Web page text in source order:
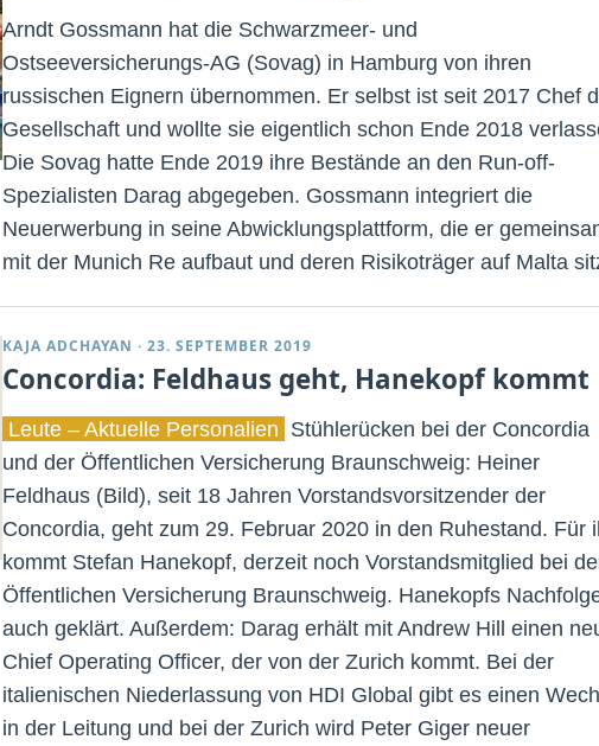
Arndt Gossmann hat die Schwarzmeer- und
Ostseeversicherungs-AG (Sovag) in Hamburg von ihren
russischen Eignern übernommen. Er selbst ist seit 2017 Chef
Gesellschaft und wollte sie eigentlich schon Ende 2018
Die Sovag hatte Ende 2019 ihre Bestände an den Run-off-
Spezialisten Darag abgegeben. Gossmann integriert die
Neuerwerbung in seine Abwicklungsplattform, die er
mit der Munich Re aufbaut und deren Risikoträger auf Malta
KAJA ADCHAYAN · 23. SEPTEMBER 2019
Concordia: Feldhaus geht, Hanekopf kommt
Leute – Aktuelle Personalien Stühlerücken bei der Concordia
und der Öffentlichen Versicherung Braunschweig: Heiner
Feldhaus (Bild), seit 18 Jahren Vorstandsvorsitzender der
Concordia, geht zum 29. Februar 2020 in den Ruhestand. Für
kommt Stefan Hanekopf, derzeit noch Vorstandsmitglied bei
Öffentlichen Versicherung Braunschweig. Hanekopfs
auch geklärt. Außerdem: Darag erhält mit Andrew Hill einen
Chief Operating Officer, der von der Zurich kommt. Bei der
italienischen Niederlassung von HDI Global gibt es einen
in der Leitung und bei der Zurich wird Peter Giger neuer